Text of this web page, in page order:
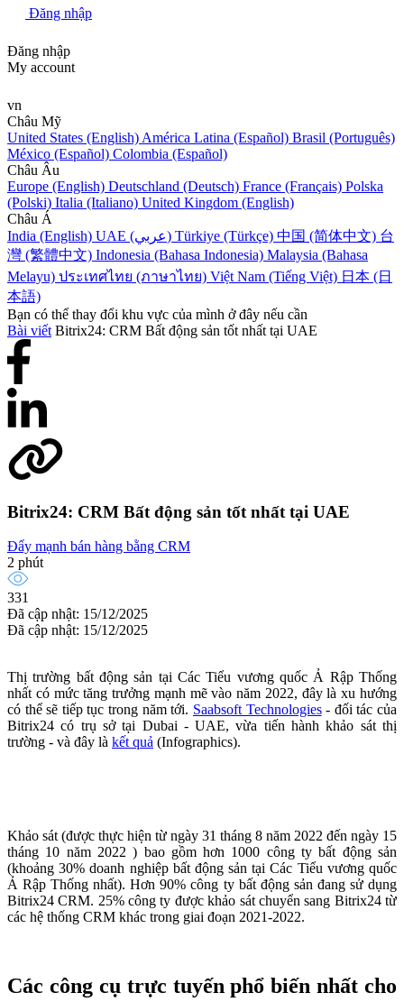
Đăng nhập
Đăng nhập
My account
vn
Châu Mỹ
United States (English) América Latina (Español) Brasil (Português)
México (Español) Colombia (Español)
Châu Âu
Europe (English) Deutschland (Deutsch) France (Français) Polska
(Polski) Italia (Italiano) United Kingdom (English)
Châu Á
India (English)
UAE (عربي) Türkiye (Türkçe) 中国 (简体中文) 台
灣 (繁體中文) Indonesia (Bahasa Indonesia) Malaysia (Bahasa
Melayu) ประเทศไทย (ภาษาไทย) Việt Nam (Tiếng Việt) 日本 (日
本語)
Bạn có thể thay đổi khu vực của mình ở đây nếu cần
Bài viết Bitrix24: CRM Bất động sản tốt nhất tại UAE
Bitrix24: CRM Bất động sản tốt nhất tại UAE
Đẩy mạnh bán hàng bằng CRM
2 phút
331
Đã cập nhật: 15/12/2025
Đã cập nhật: 15/12/2025
Thị trường bất động sản tại Các Tiểu vương quốc Ả Rập Thống
nhất có mức tăng trưởng mạnh mẽ vào năm 2022, đây là xu hướng
có thể sẽ tiếp tục trong năm tới. Saabsoft Technologies- đối tác của
Bitrix24 có trụ sở tại Dubai - UAE, vừa tiến hành khảo sát thị
trường - và đây là kết quả (Infographics).
Khảo sát (được thực hiện từ ngày 31 tháng 8 năm 2022 đến ngày 15
tháng 10 năm 2022 ) bao gồm hơn 1000 công ty bất động sản
(khoảng 30% doanh nghiệp bất động sản tại Các Tiểu vương quốc
Ả Rập Thống nhất). Hơn 90% công ty bất động sản đang sử dụng
Bitrix24 CRM. 25% công ty được khảo sát chuyển sang Bitrix24 từ
các hệ thống CRM khác trong giai đoạn 2021-2022.
Các công cụ trực tuyến phổ biến nhất cho